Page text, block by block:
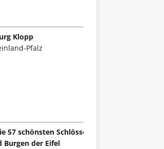
Klopp
Pfalz
57 schönsten Schlösser
Burgen der Eifel